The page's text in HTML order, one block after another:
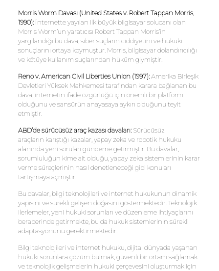
MorrisWormDavası (United Statesv. RobertTappanMorris,
1990):İnternette yayılan ilk büyük bilgisayar solucanı olan
Morris Worm’un yaratıcısı Robert Tappan Morris’in
yargılandığı bu dava, siber suçların ciddiyetini ve hukuki
sonuçlarını ortaya koymuştur. Morris, bilgisayar dolandırıcılığı
ve kötüye kullanım suçlarından hüküm giymiştir.
Renov.AmericanCivil Liberties Union(1997):Amerika Birleşik
Devletleri Yüksek Mahkemesi tarafından karara bağlanan bu
dava, internetin ifade özgürlüğü için önemli bir platform
olduğunu ve sansürün anayasaya aykırı olduğunu teyit
etmiştir.
ABD’de sürücüsüz araç kazası davaları:Sürücüsüz
araçların karıştığı kazalar, yapay zeka ve robotik hukuku
alanında yeni soruları gündeme getirmiştir. Bu davalar,
sorumluluğun kime ait olduğu, yapay zeka sistemlerinin karar
verme süreçlerinin nasıl denetleneceği gibi konuları
tartışmaya açmıştır.
Bu davalar, bilgi teknolojileri ve internet hukukunun dinamik
yapısını ve sürekli gelişen doğasını göstermektedir. Teknolojik
ilerlemeler, yeni hukuki sorunları ve düzenleme ihtiyaçlarını
beraberinde getirmekte, bu da hukuk sistemlerinin sürekli
adaptasyonunu gerektirmektedir.
Bilgi teknolojileri ve internet hukuku, dijital dünyada yaşanan
hukuki sorunlara çözüm bulmak, güvenli bir ortam sağlamak
ve teknolojik gelişmelerin hukuki çerçevesini oluşturmak için